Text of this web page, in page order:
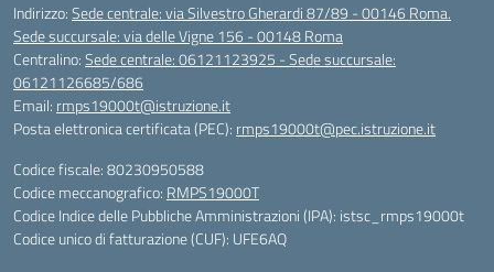
Indirizzo:Sede centrale: via Silvestro Gherardi 87/89 - 00146 Roma.
Sede succursale: via delle Vigne 156 - 00148 Roma
Centralino:Sede centrale: 06121123925 - Sede succursale:
06121126685/686
Email: rmps19000t@istruzione.it
Posta elettronica certificata (PEC): rmps19000t@pec.istruzione.it
Codice fiscale: 80230950588
Codice meccanografico: RMPS19000T
Codice Indice delle Pubbliche Amministrazioni (IPA): istsc_rmps19000t
Codice unico di fatturazione (CUF): UFE6AQ